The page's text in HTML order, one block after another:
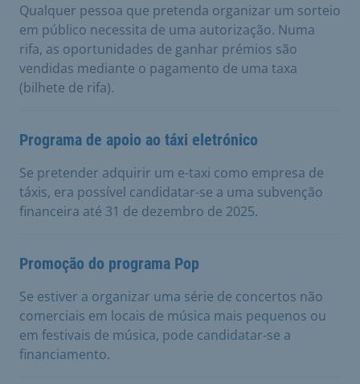
Qualquer pessoa que pretenda organizar um sorteio
em público necessita de uma autorização. Numa
rifa, as oportunidades de ganhar prémios são
vendidas mediante o pagamento de uma taxa
(bilhete de rifa).
Programa de apoio ao táxi eletrónico
Se pretender adquirir um e-taxi como empresa de
táxis, era possível candidatar-se a uma subvenção
financeira até 31 de dezembro de 2025.
Promoção do programa Pop
Se estiver a organizar uma série de concertos não
comerciais em locais de música mais pequenos ou
em festivais de música, pode candidatar-se a
financiamento.